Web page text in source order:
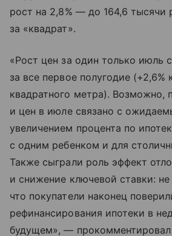
рост на 2,8% — до 164,6 тысячи
за «квадрат».
«Рост цен за один только июль
за все первое полугодие (+2,6%
квадратного метра). Возможно,
и цен в июле связано с
увеличением процента по
с одним ребенком и для
Также сыграли роль эффект
и снижение ключевой ставки:
что покупатели наконец
рефинансирования ипотеки в
будущем», — прокомментировал